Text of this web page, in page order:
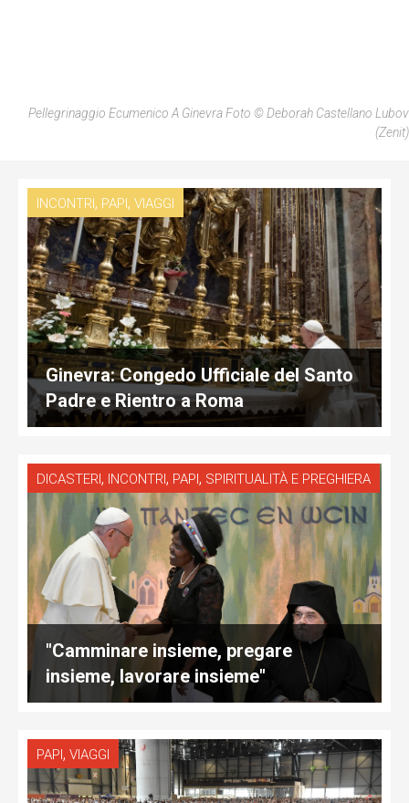
Pellegrinaggio Ecumenico A Ginevra Foto © Deborah Castellano Lubov
(Zenit)
INCONTRI , PAPI , VIAGGI
Ginevra: Congedo Ufficiale del Santo
Padre e Rientro a Roma
DICASTERI, INCONTRI, PAPI, SPIRITUALITÀ E PREGHIERA
"Camminare insieme, pregare
insieme, lavorare insieme"
PAPI, VIAGGI